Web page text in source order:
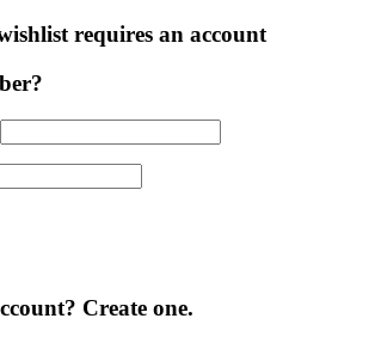
requires an account
Create one.